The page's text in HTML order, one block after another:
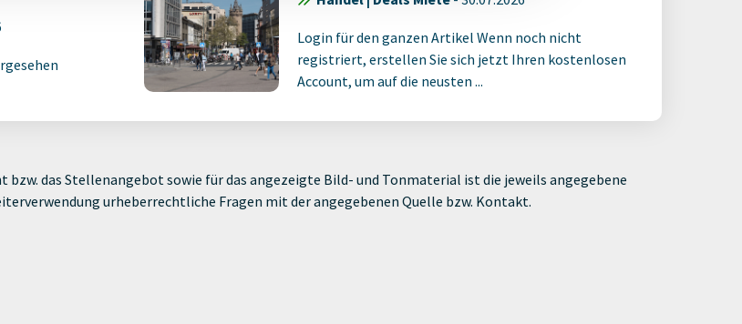
Login für den ganzen Artikel Wenn noch nicht
registriert, erstellen Sie sich jetzt Ihren kostenlosen
Account, um auf die neusten ...
das Stellenangebot sowie für das angezeigte Bild- und Tonmaterial ist die jeweils angegebene
urheberrechtliche Fragen mit der angegebenen Quelle bzw. Kontakt.